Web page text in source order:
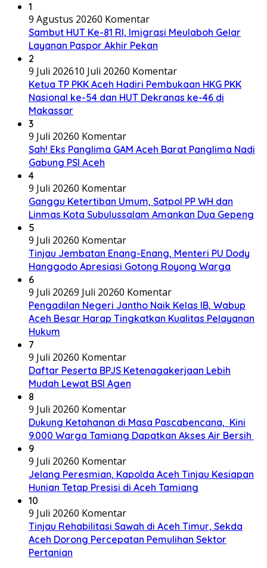
1
9 Agustus 20260 Komentar
Sambut HUT Ke-81 RI, Imigrasi Meulaboh Gelar
Layanan Paspor Akhir Pekan
2
9 Juli 202610 Juli 20260 Komentar
Ketua TP PKK Aceh Hadiri Pembukaan HKG PKK
Nasional ke-54 dan HUT Dekranas ke-46 di
Makassar
3
9 Juli 20260 Komentar
Sah! Eks Panglima GAM Aceh Barat Panglima Nadi
Gabung PSI Aceh
4
9 Juli 20260 Komentar
Ganggu Ketertiban Umum, Satpol PP WH dan
Linmas Kota Subulussalam Amankan Dua Gepeng
5
9 Juli 20260 Komentar
Tinjau Jembatan Enang-Enang, Menteri PU Dody
Hanggodo Apresiasi Gotong Royong Warga
6
9 Juli 20269 Juli 20260 Komentar
Pengadilan Negeri Jantho Naik Kelas IB, Wabup
Aceh Besar Harap Tingkatkan Kualitas Pelayanan
Hukum
7
9 Juli 20260 Komentar
Daftar Peserta BPJS Ketenagakerjaan Lebih
Mudah Lewat BSI Agen
8
9 Juli 20260 Komentar
Dukung Ketahanan di Masa Pascabencana, Kini
9.000 Warga Tamiang Dapatkan Akses Air Bersih
9
9 Juli 20260 Komentar
Jelang Peresmian, Kapolda Aceh Tinjau Kesiapan
Hunian Tetap Presisi di Aceh Tamiang
10
9 Juli 20260 Komentar
Tinjau Rehabilitasi Sawah di Aceh Timur, Sekda
Aceh Dorong Percepatan Pemulihan Sektor
Pertanian